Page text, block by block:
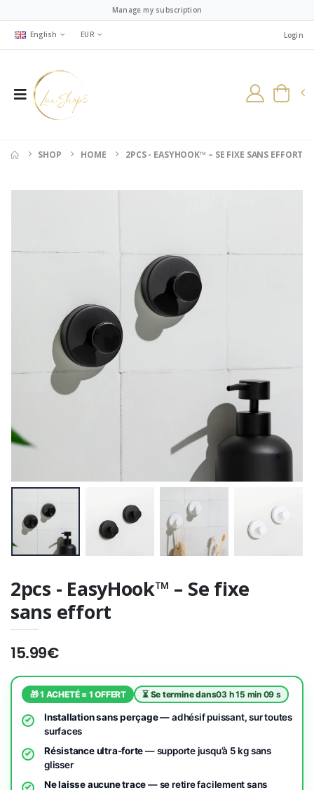
Manage my subscription
English EUR Login
SHOP HOME 2PCS - EASYHOOK™ – SE FIXE SANS EFFORT
2pcs - EasyHook™ – Se fixe
sans effort
15.99€
🎁 1 ACHETÉ = 1 OFFERT ⏳ Se termine dans03 h 15 min 08 s
Installation sans perçage— adhésif puissant, sur toutes
surfaces
Résistance ultra-forte— supporte jusqu’à 5 kg sans
glisser
Ne laisse aucune trace— se retire facilement sans